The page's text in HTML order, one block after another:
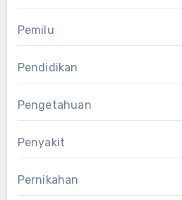
Pemilu
Pendidikan
Pengetahuan
Penyakit
Pernikahan